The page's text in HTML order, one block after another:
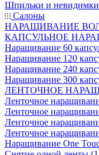
Шпильки и невидимки
Салоны
НАРАЩИВАНИЕ
КАПСУЛЬНОЕ
Наращивание 60
Наращивание 120
Наращивание 240
Наращивание 300
ЛЕНТОЧНОЕ
Ленточное
Ленточное
Ленточное
Ленточное
Наращивание One